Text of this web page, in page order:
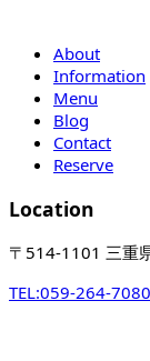
About
Information
Menu
Blog
Contact
Reserve
Location
〒514-1101 三重
TEL:059-264-7080